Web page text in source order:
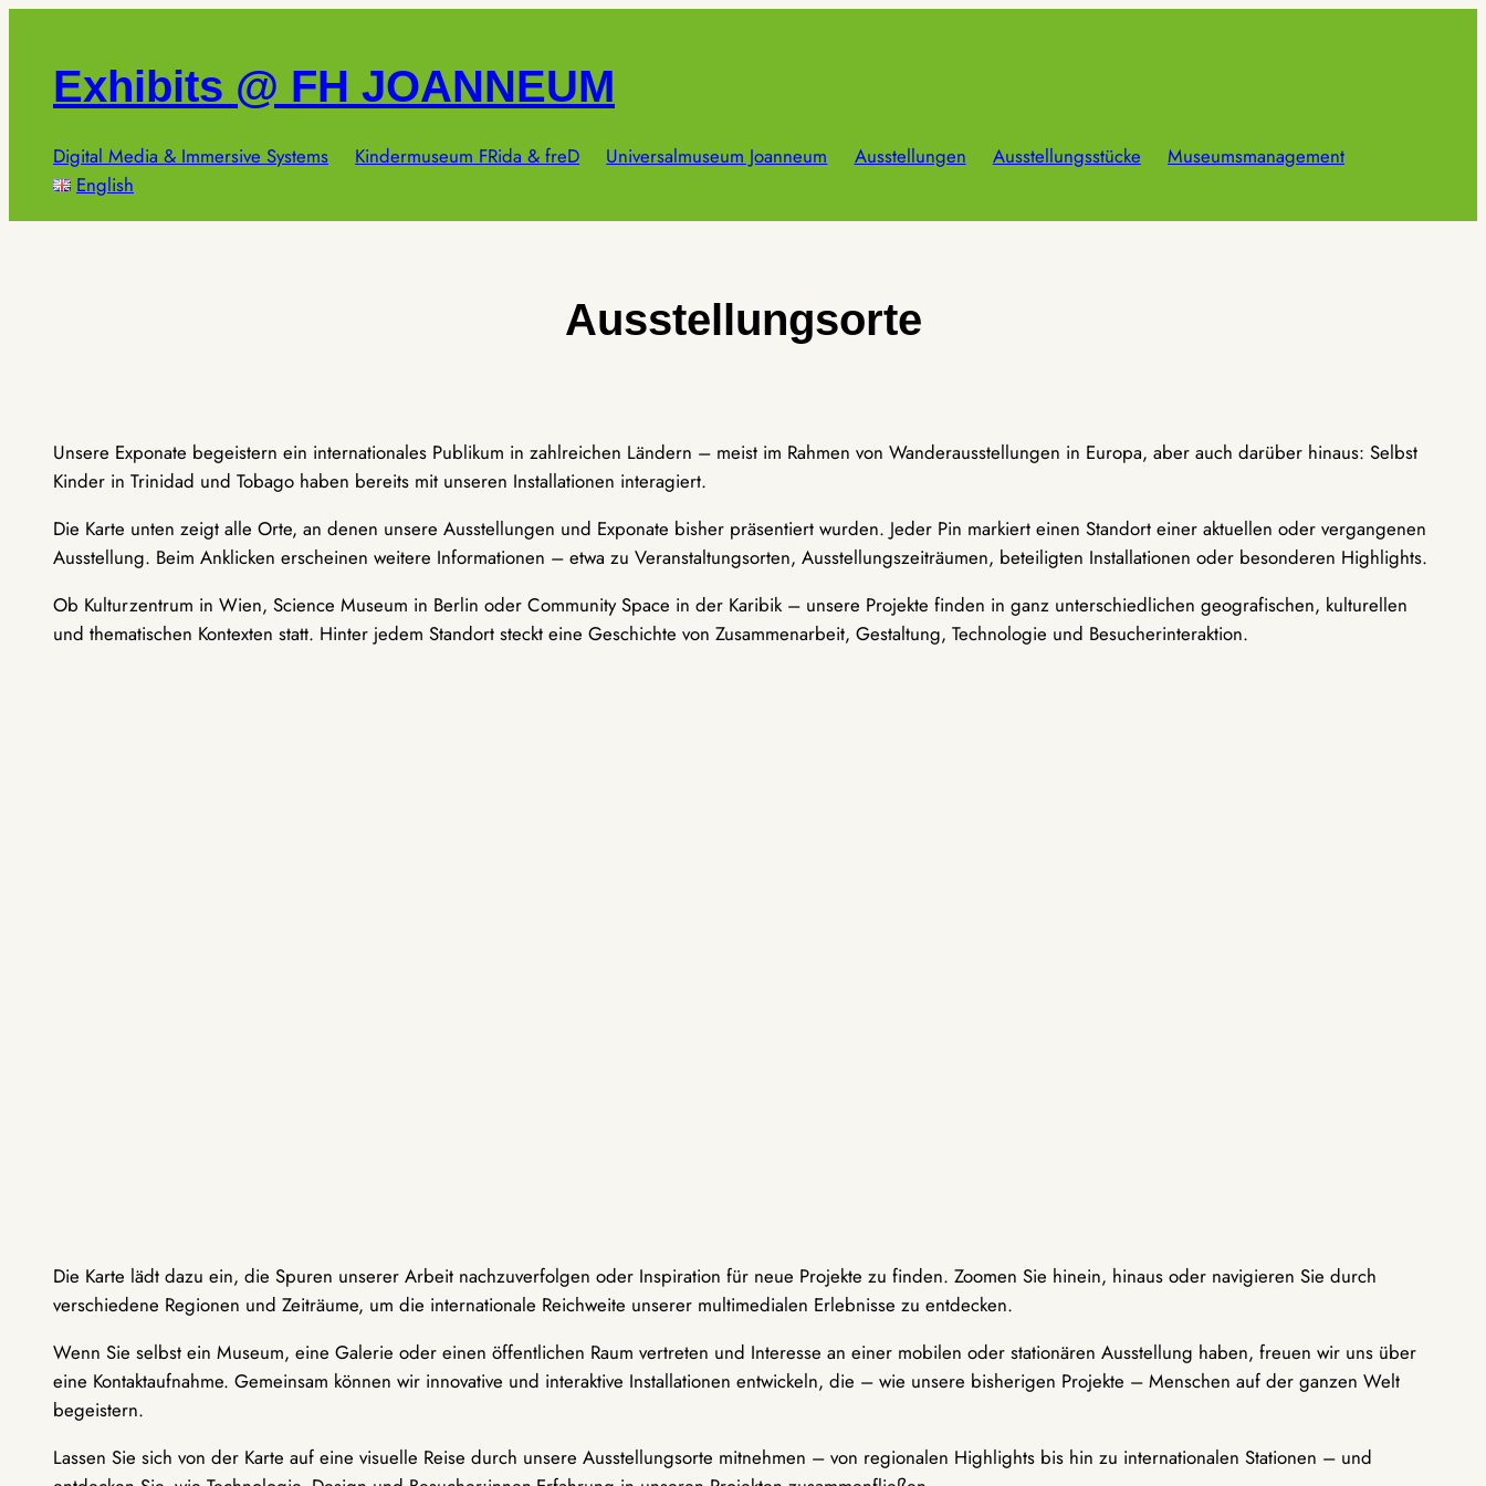
springenExhibits @ FH JOANNEUM
Digital Media & Immersive Systems Kindermuseum FRida & freD Universalmuseum Joanneum Ausstellungen Ausstellungsstücke
Museumsmanagement
English
Ausstellungsorte
Unsere Exponate begeistern ein internationales Publikum in zahlreichen Ländern – meist im Rahmen von Wanderausstellungen in Europa, aber auch darüber hinaus: Selbst
Kinder in Trinidad und Tobago haben bereits mit unseren Installationen interagiert.
Die Karte unten zeigt alle Orte, an denen unsere Ausstellungen und Exponate bisher präsentiert wurden. Jeder Pin markiert einen Standort einer aktuellen oder vergangenen
Ausstellung. Beim Anklicken erscheinen weitere Informationen – etwa zu Veranstaltungsorten, Ausstellungszeiträumen, beteiligten Installationen oder besonderen Highlights.
Ob Kulturzentrum in Wien, Science Museum in Berlin oder Community Space in der Karibik – unsere Projekte finden in ganz unterschiedlichen geografischen, kulturellen
und thematischen Kontexten statt. Hinter jedem Standort steckt eine Geschichte von Zusammenarbeit, Gestaltung, Technologie und Besucherinteraktion.
Die Karte lädt dazu ein, die Spuren unserer Arbeit nachzuverfolgen oder Inspiration für neue Projekte zu finden. Zoomen Sie hinein, hinaus oder navigieren Sie durch
verschiedene Regionen und Zeiträume, um die internationale Reichweite unserer multimedialen Erlebnisse zu entdecken.
Wenn Sie selbst ein Museum, eine Galerie oder einen öffentlichen Raum vertreten und Interesse an einer mobilen oder stationären Ausstellung haben, freuen wir uns über
eine Kontaktaufnahme. Gemeinsam können wir innovative und interaktive Installationen entwickeln, die – wie unsere bisherigen Projekte – Menschen auf der ganzen Welt
begeistern.
Lassen Sie sich von der Karte auf eine visuelle Reise durch unsere Ausstellungsorte mitnehmen – von regionalen Highlights bis hin zu internationalen Stationen – und